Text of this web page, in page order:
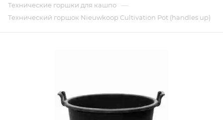
Технические горшки для кашпо —
Технический горшок Nieuwkoop Cultivation Pot (handles up)